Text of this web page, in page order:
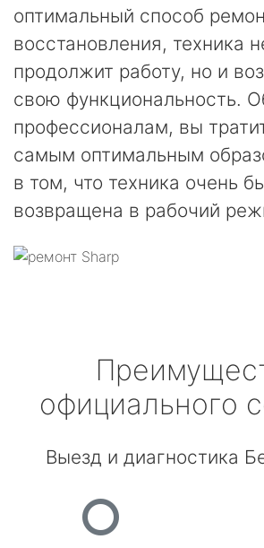
оптимальный способ
восстановления, техника
продолжит работу, но и
свою функциональность.
профессионалам, вы
самым оптимальным
в том, что техника очень
возвращена в рабочий
официального
Выезд и диагностика